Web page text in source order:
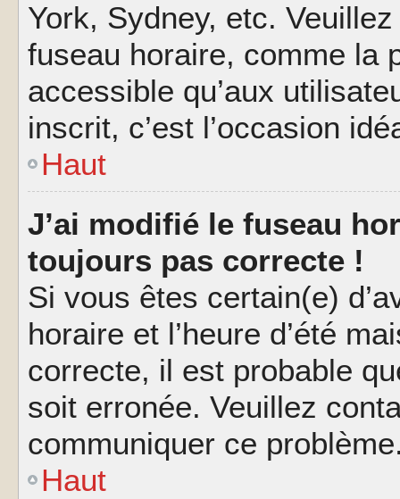
York, Sydney, etc.
fuseau horaire, comme la
accessible qu’aux
inscrit, c’est l’occasion
Haut
J’ai modifié le fuseau
toujours pas correcte !
Si vous êtes certain(e)
horaire et l’heure d’été
correcte, il est probable
soit erronée. Veuillez
communiquer ce
Haut